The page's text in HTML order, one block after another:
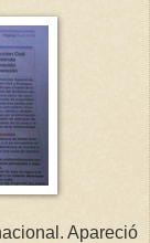
Apareció